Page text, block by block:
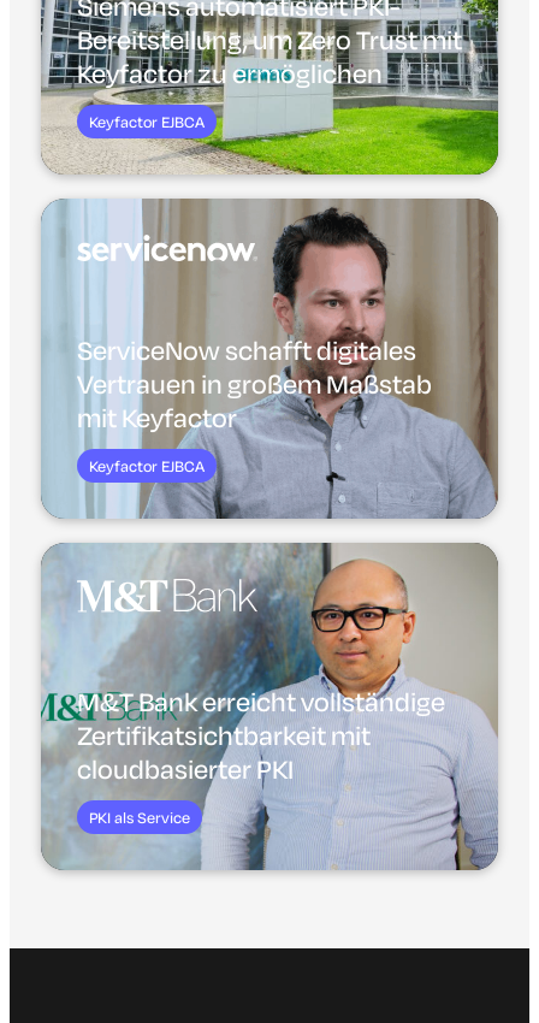
Bereitstellung, um Zero Trust mit
Keyfactor zu ermöglichen
Keyfactor EJBCA
ServiceNow schafft digitales
Vertrauen in großem Maßstab
mit Keyfactor
Keyfactor EJBCA
M&T Bank erreicht vollständige
Zertifikatsichtbarkeit mit
cloudbasierter PKI
PKI als Service